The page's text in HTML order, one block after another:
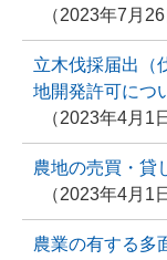
2023年7月
立木伐採届出（
地開発許可につ
2023年4月1
農地の売買・貸
2023年4月1
農業の有する多